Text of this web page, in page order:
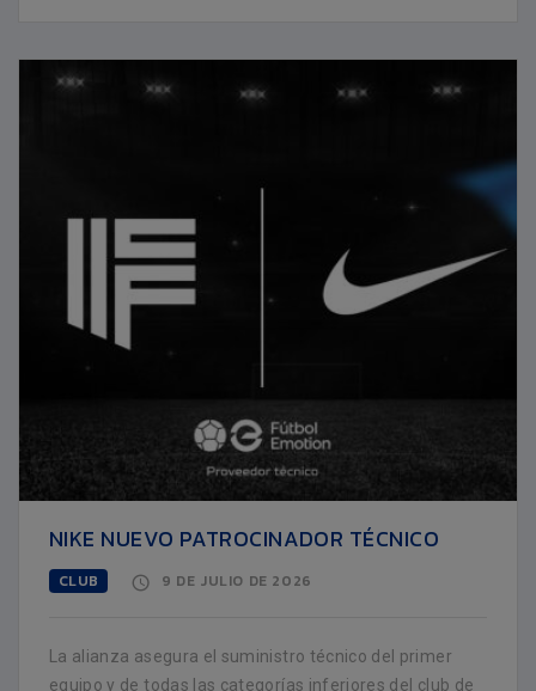
NIKE NUEVO PATROCINADOR TÉCNICO
CLUB 9 DE JULIO DE 2026
La alianza asegura el suministro técnico del primer
equipo y de todas las categorías inferiores del club de